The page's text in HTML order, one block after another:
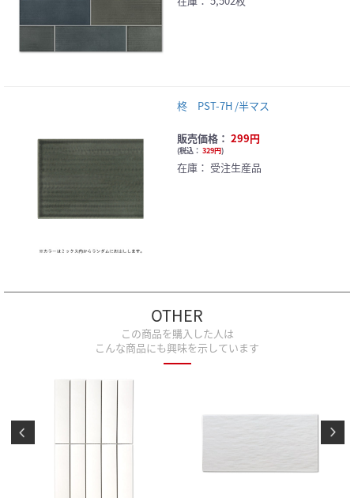
柊 PST-7H /半マス
販売価格： 299円
(税込： 329円)
在庫： 受注生産品
OTHER
この商品を購入した人は
こんな商品にも興味を示しています